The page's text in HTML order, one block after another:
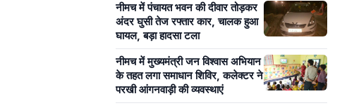
नीमच में पंचायत भवन की दीवार तोड़कर
अंदर घुसी तेज रफ्तार कार, चालक हुआ
घायल, बड़ा हादसा टला
नीमच में मुख्यमंत्री जन विश्वास अभियान
के तहत लगा समाधान शिविर, कलेक्टर ने
परखी आंगनवाड़ी की व्यवस्थाएं